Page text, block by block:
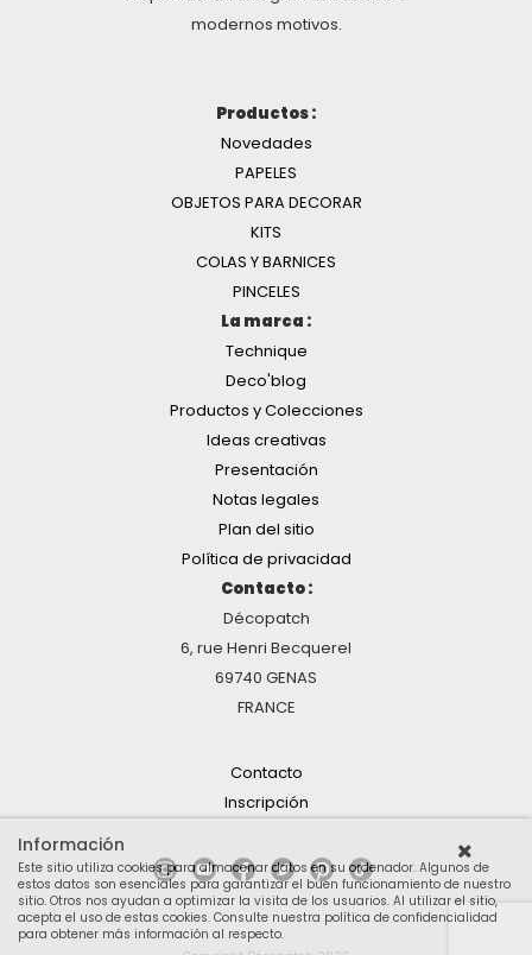
modernos motivos.
Productos :
Novedades
PAPELES
OBJETOS PARA DECORAR
KITS
COLAS Y BARNICES
PINCELES
La marca :
Technique
Deco'blog
Productos y Colecciones
Ideas creativas
Presentación
Notas legales
Plan del sitio
Política de privacidad
Contacto :
Décopatch
6, rue Henri Becquerel
69740 GENAS
FRANCE
Contacto
Inscripción
Información
Este sitio utiliza cookies para almacenar datos en su ordenador. Algunos de
estos datos son esenciales para garantizar el buen funcionamiento de nuestro
sitio. Otros nos ayudan a optimizar la visita de los usuarios. Al utilizar el sitio,
acepta el uso de estas cookies. Consulte nuestra política de confidencialidad
para obtener más información al respecto.